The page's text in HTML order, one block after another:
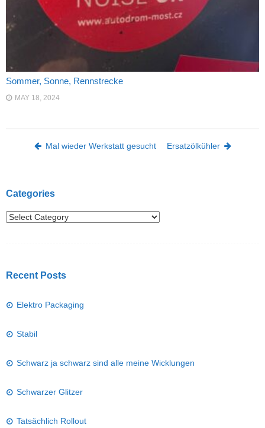
Sommer, Sonne, Rennstrecke
MAY 18, 2024
Post navigation
Mal wieder Werkstatt gesucht Ersatzölkühler
Categories
Recent Posts
Elektro Packaging
Stabil
Schwarz ja schwarz sind alle meine Wicklungen
Schwarzer Glitzer
Tatsächlich Rollout